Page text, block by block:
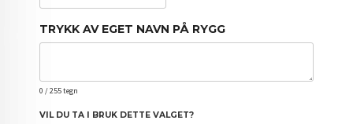
TRYKK AV EGET NAVN PÅ RYGG
0 / 255 tegn
VIL DU TA I BRUK DETTE VALGET?